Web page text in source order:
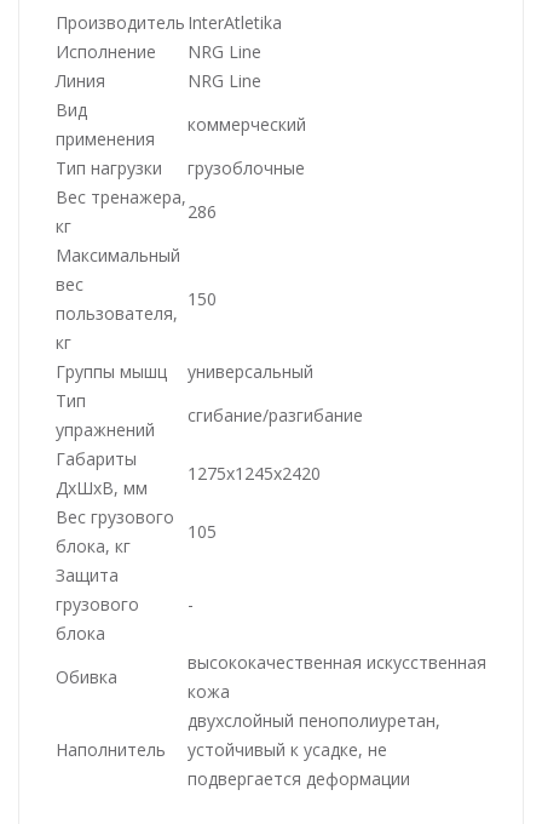
Производитель InterAtletika
Исполнение
NRG Line
Линия
NRG Line
Вид
применения
коммерческий
Тип нагрузки
грузоблочные
Вес тренажера,
кг
286
Максимальный
вес
пользователя,
кг
150
Группы мышц
универсальный
Тип
упражнений
сгибание/разгибание
Габариты
ДхШхВ, мм
1275x1245x2420
Вес грузового
блока, кг
105
Защита
грузового
блока
-
Обивка
высококачественная искусственная
кожа
Наполнитель
двухслойный пенополиуретан,
устойчивый к усадке, не
подвергается деформации